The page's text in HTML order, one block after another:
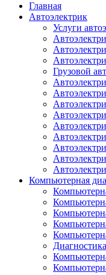
Главная
Автоэлектрик
Услуги
Грузовой
Компьютерная